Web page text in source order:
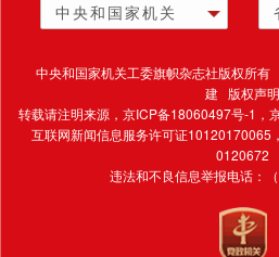
中央和国家机关
中央和国家机关工委旗帜杂志社版权所
建 版权声明
转载请注明来源，京ICP备18060497号-1 ，
互联网新闻信息服务许可证10120170065
0120672
违法和不良信息举报电话：